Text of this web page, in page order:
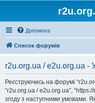
Допомога
Список форумів
r2u.org.ua / e2u.org.ua -
Реєструючись на форумі
“r2u.org.ua / e2u.org.ua”,
згоду з наступними умовами.